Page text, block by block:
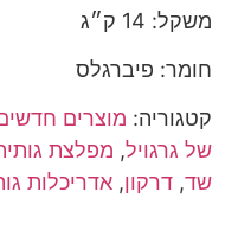
משקל: 14 ק״ג
חומר: פיברגלס
קטגוריה: מוצרים
של גרגויל, מפלצת
שד,דרקון,אדריכלות